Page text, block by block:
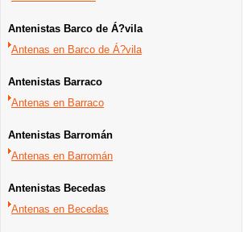
Antenistas Barco de Á?vila
Antenas en Barco de Á?vila
Antenistas Barraco
Antenas en Barraco
Antenistas Barromán
Antenas en Barromán
Antenistas Becedas
Antenas en Becedas